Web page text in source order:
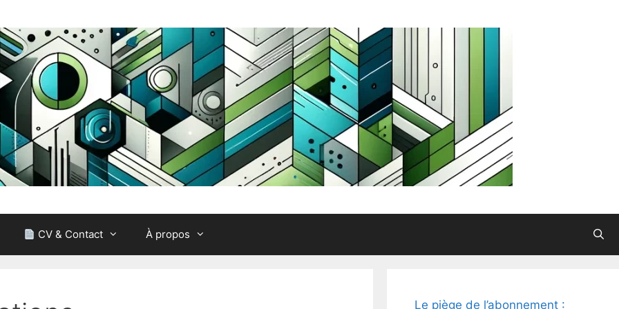
CV & Contact À propos
Le piège de l’abonnement :